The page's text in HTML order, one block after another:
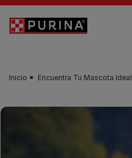
Skip to main content
Inicio Encuentra Tu Mascota Ideal